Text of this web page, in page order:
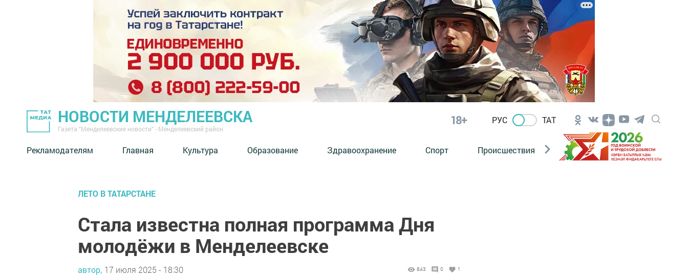
НОВОСТИ МЕНДЕЛЕЕВСКА
Газета "Менделеевские новости" - Менделеевский район
18+ РУС ТАТ
Рекламодателям Главная Культура Образование Здравоохранение Спорт Происшествия Новости Госавтоинспекции
ЛЕТО В ТАТАРСТАНЕ
Стала известна полная программа Дня
молодёжи в Менделеевске
автор, 17 июля 2025 - 18:30 843 0 1